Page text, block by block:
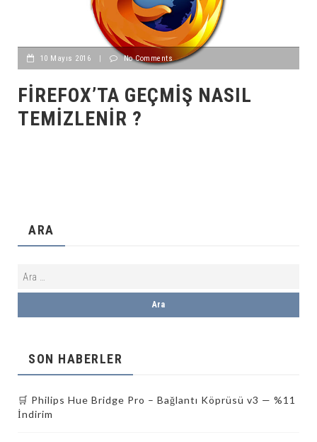
10 Mayıs 2016 No Comments
FIREFOX’TA GEÇMIŞ NASIL
TEMIZLENIR ?
ARA
SON HABERLER
🛒 Philips Hue Bridge Pro – Bağlantı Köprüsü v3 — %11
İndirim